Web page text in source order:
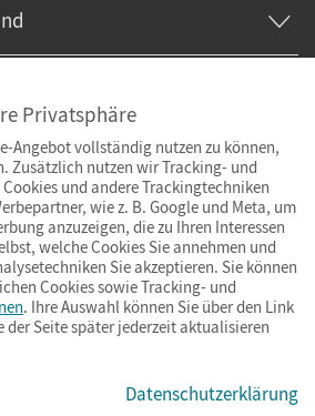
BarrierefreiheitCookies & Co.
Privatsphäre
Angebot vollständig nutzen zu können,
Zusätzlich nutzen wir Tracking- und
und andere Trackingtechniken
wie z. B. Google und Meta, um
anzuzeigen, die zu Ihren Interessen
welche Cookies Sie annehmen und
Sie akzeptieren. Sie können
Cookies sowie Tracking- und
. Ihre Auswahl können Sie über den Link
der Seite später jederzeit aktualisieren
Datenschutzerklärung